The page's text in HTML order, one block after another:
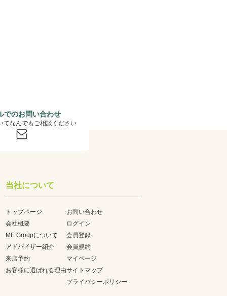
でのお問い合わせ
てなんでもご相談ください
当社について
トップページ
会社概要
ME Groupについて
アドバイザー紹介
来店予約
お客様に選ばれる理由
お問い合わせ
ログイン
会員登録
会員規約
マイページ
サイトマップ
プライバシーポリシー